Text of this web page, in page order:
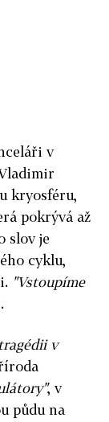
v
kryosféru,
pokrývá až
slov je
cyklu,
"Vstoupíme
v
, v
půdu na